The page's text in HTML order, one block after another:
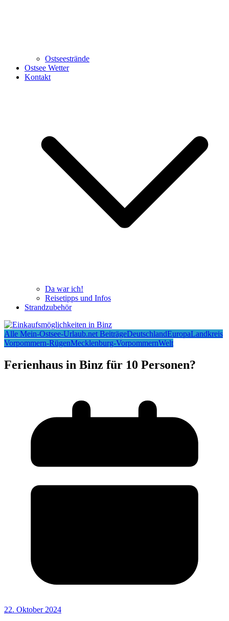
Ostseestrände
Ostsee Wetter
Kontakt
Da war ich!
Reisetipps und Infos
Strandzubehör
Alle Mein-Ostsee-Urlaub.net BeiträgeDeutschlandEuropaLandkreis
Vorpommern-RügenMecklenburg-VorpommernWelt
Ferienhaus in Binz für 10 Personen?
22. Oktober 2024